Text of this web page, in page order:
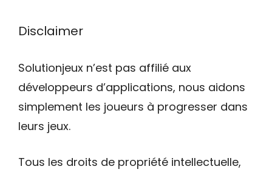
Disclaimer
Solutionjeux n’est pas affilié aux
développeurs d’applications, nous aidons
simplement les joueurs à progresser dans
leurs jeux.
Tous les droits de propriété intellectuelle,